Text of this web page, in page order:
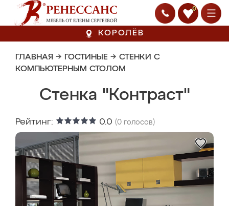
0
КОРОЛЁВ
ГЛАВНАЯ → ГОСТИНЫЕ → СТЕНКИ С
КОМПЬЮТЕРНЫМ СТОЛОМ
Стенка "Контраст"
Рейтинг: 0.0 (0 голосов)